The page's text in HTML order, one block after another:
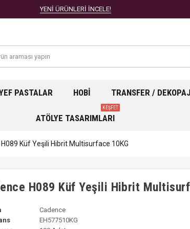
YENİ ÜRÜNLERİ İNCELE!
PASTALAR HOBI TRANSFER / DEKOPAJ
ATÖLYE TASARIMLARI
KEŞFET
Küf Yeşili Hibrit Multisurface 10KG
H089 Küf Yeşili Hibrit
Cadence
EH577510KG